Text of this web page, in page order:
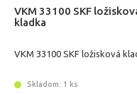
VKM 33100 SKF
kladka
VKM 33100 SKF ložisková
Skladom: 1 ks